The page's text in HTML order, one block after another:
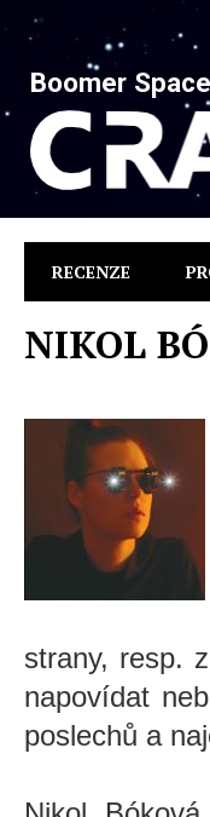
Boomer Space
RECENZE
NIKOL
strany, resp.
napovídat
poslechů a